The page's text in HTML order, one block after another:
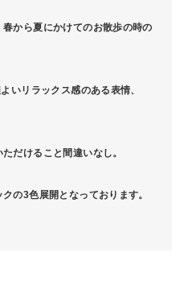
から夏にかけてのお散歩の時の
いリラックス感のある表情、
だけること間違いなし。
の3色展開となっております。